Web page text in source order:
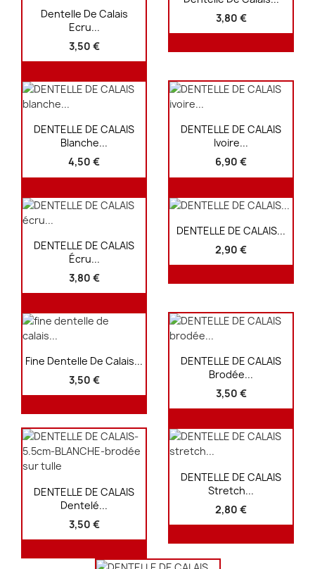
Aperçu rapide
Dentelle De Calais
Ecru...
3,50 €
3,80 €
Aperçu rapide
DENTELLE DE CALAIS
Blanche...
4,50 €
Aperçu rapide
DENTELLE DE CALAIS
Ivoire...
6,90 €
Aperçu rapide
DENTELLE DE CALAIS
Écru...
3,80 €
Aperçu rapide
DENTELLE DE CALAIS...
2,90 €
Aperçu rapide
Fine Dentelle De Calais...
3,50 €
Aperçu rapide
DENTELLE DE CALAIS
Brodée...
3,50 €
Aperçu rapide
DENTELLE DE CALAIS
Dentelé...
3,50 €
Aperçu rapide
DENTELLE DE CALAIS
Stretch...
2,80 €